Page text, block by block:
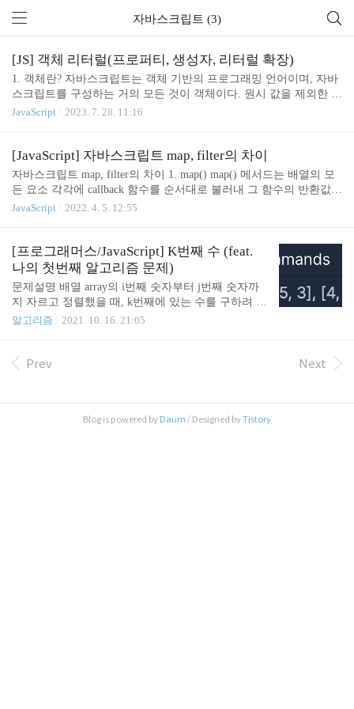
자바스크립트 (3)
[JS] 객체 리터럴(프로퍼티, 생성자, 리터럴 확장)
1. 객체란? 자바스크립트는 객체 기반의 프로그래밍 언어이며, 자바
스크립트를 구성하는 거의 모든 것이 객체이다. 원시 값을 제외한 나
머지 값(함수, 배열, 정규표현식 등)은 모두 객체다. 원시 값: 변경 불
성된 집합이며, 프로퍼티는 키key와 값value으로 구성된다. 자바스크
립트에서 사용할 수 있는 모든 값은 프로퍼티 값이 될 수 있고, 함수
도 일급객체이므로 값으로 취급이 가능하다. 프로퍼티 값이 함수일
체는 프로퍼티와 메서드로 구성된 집합체이다. var co..
JavaScript 2023. 7. 28. 11:16
[JavaScript] 자바스크립트 map, filter의 차이
자바스크립트 map, filter의 차이 1. map() map() 메서드는 배열의 모
든 요소 각각에 callback 함수를 순서대로 불러내 그 함수의 반환값으
로 새로운 배열을 만들어낸다. * 기존 배열과 배열의 길이가 달라질
에는 array안에서 처리될 현재 요소를 넣는다. - index(Optional)에는
처리할 현재 요소의 인덱스를 넣는다. - array(Optional)에는 map()을
호출한 배열을 넣는다. - thisArg(Optional)에는 callback을 실행할 때 t
h..
JavaScript 2022. 4. 5. 12:55
[프로그래머스/JavaScript] K번째 수 (feat.
나의 첫번째 알고리즘 문제)
문제설명 배열 array의 i번째 숫자부터 j번째 숫자까
지 자르고 정렬했을 때, k번째에 있는 수를 구하려 합
니다. 예를 들어 array가 [1, 5, 2, 6, 3, 7, 4], i = 2, j =
5, 6]입니다. 2에서 나온 배열의 3번째 숫자는 5입니
과를 배열에 담아 return 하도록 solution 함수를 작성
알고리즘 2021. 10. 16. 21:05
Prev Next
Blog is powered by Daum / Designed byTistory